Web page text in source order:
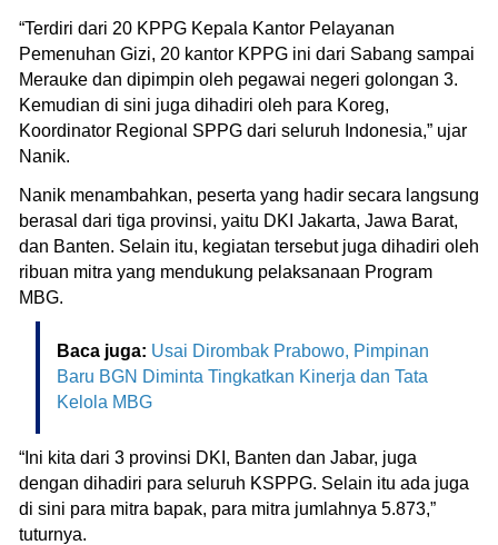
“Terdiri dari 20 KPPG Kepala Kantor Pelayanan
Pemenuhan Gizi, 20 kantor KPPG ini dari Sabang sampai
Merauke dan dipimpin oleh pegawai negeri golongan 3.
Kemudian di sini juga dihadiri oleh para Koreg,
Koordinator Regional SPPG dari seluruh Indonesia,” ujar
Nanik.
Nanik menambahkan, peserta yang hadir secara langsung
berasal dari tiga provinsi, yaitu DKI Jakarta, Jawa Barat,
dan Banten. Selain itu, kegiatan tersebut juga dihadiri oleh
ribuan mitra yang mendukung pelaksanaan Program
MBG.
Baca juga: Usai Dirombak Prabowo, Pimpinan
Baru BGN Diminta Tingkatkan Kinerja dan Tata
Kelola MBG
“Ini kita dari 3 provinsi DKI, Banten dan Jabar, juga
dengan dihadiri para seluruh KSPPG. Selain itu ada juga
di sini para mitra bapak, para mitra jumlahnya 5.873,”
tuturnya.